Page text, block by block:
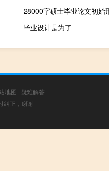
28000字硕士毕业论文初始
毕业设计是为了
地图 | 疑难解答
纠正，谢谢